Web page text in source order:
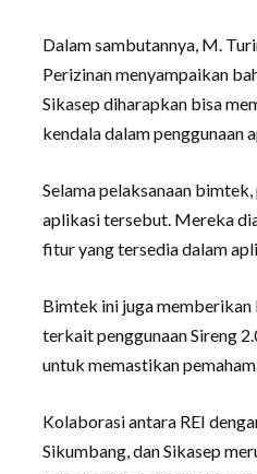
Dalam sambutannya, M.
Perizinan menyampaikan
Sikasep diharapkan bisa
kendala dalam
Selama pelaksanaan
aplikasi tersebut. Mereka
fitur yang tersedia dalam
Bimtek ini juga memberikan
terkait penggunaan Sireng
untuk memastikan
Kolaborasi antara REI
Sikumbang, dan Sikasep